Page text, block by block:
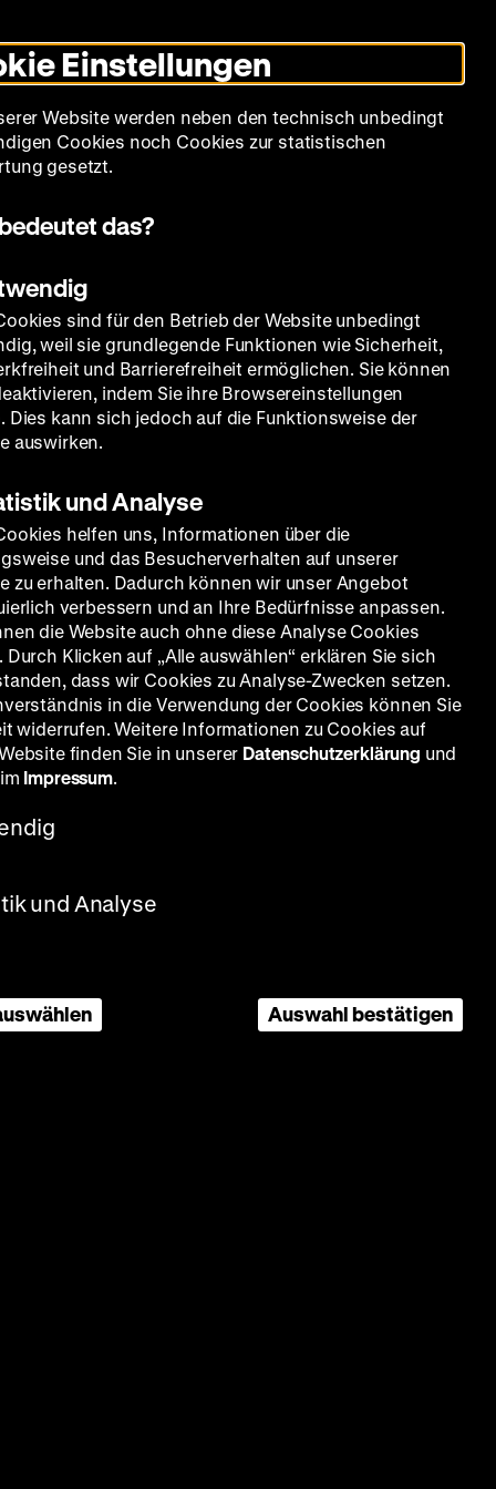
Modus
umschalten
Sprache
Filmreihen Über uns
der
seit
des
Einstellungen
Website werden neben den technisch unbedingt
Cookies noch Cookies zur statistischen
gesetzt.
das?
sind für den Betrieb der Website unbedingt
weil sie grundlegende Funktionen wie Sicherheit,
und Barrierefreiheit ermöglichen. Sie können
indem Sie ihre Browsereinstellungen
Dies kann sich jedoch auf die Funktionsweise der
auswirken.
und Analyse
helfen uns, Informationen über die
und das Besucherverhalten auf unserer
zu erhalten. Dadurch können wir unser Angebot
verbessern und an Ihre Bedürfnisse anpassen.
die Website auch ohne diese Analyse Cookies
Durch Klicken auf „Alle auswählen“ erklären Sie sich
dass wir Cookies zu Analyse-Zwecken setzen.
in die Verwendung der Cookies können Sie
widerrufen. Weitere Informationen zu Cookies auf
finden Sie in unserer Datenschutzerklärung und
Impressum.
und Analyse
Auswahl bestätigen